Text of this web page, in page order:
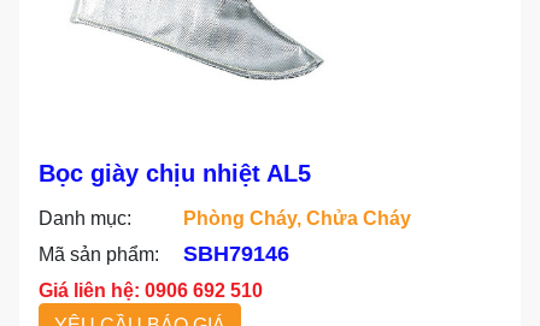
Bọc giày chịu nhiệt AL5
Danh mục:
Phòng Cháy, Chửa Cháy
Mã sản phẩm:
SBH79146
Giá liên hệ: 0906 692 510